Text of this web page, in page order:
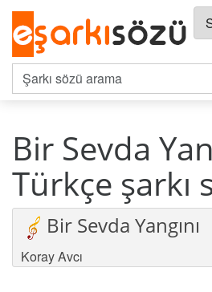
Bir Sevda
Türkçe şarkı
Bir Sevda Yangını
Koray Avcı